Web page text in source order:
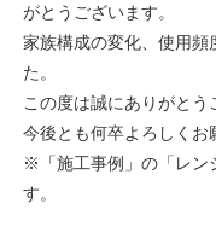
がとうございます。
家族構成の変化、使用頻
た。
この度は誠にありがとう
今後とも何卒よろしくお
※「施工事例」の「レン
す。